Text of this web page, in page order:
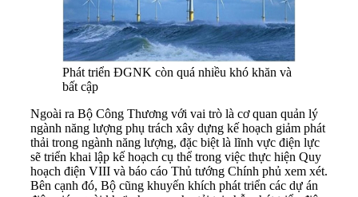
Phát triển ĐGNK còn quá nhiều khó khăn và
bất cập
Ngoài ra Bộ Công Thương với vai trò là cơ quan quản lý
ngành năng lượng phụ trách xây dựng kế hoạch giảm phát
thải trong ngành năng lượng, đặc biệt là lĩnh vực điện lực
sẽ triển khai lập kế hoạch cụ thể trong việc thực hiện Quy
hoạch điện VIII và báo cáo Thủ tướng Chính phủ xem xét.
Bên cạnh đó, Bộ cũng khuyến khích phát triển các dự án